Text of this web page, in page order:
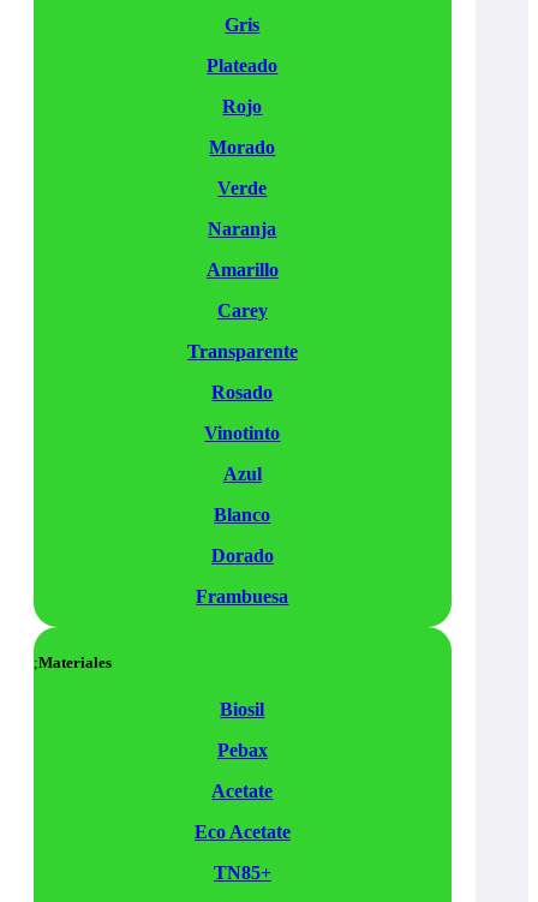
Gris
Plateado
Rojo
Morado
Verde
Naranja
Amarillo
Carey
Transparente
Rosado
Vinotinto
Azul
Blanco
Dorado
Frambuesa
Materiales
Biosil
Pebax
Acetate
Eco Acetate
TN85+